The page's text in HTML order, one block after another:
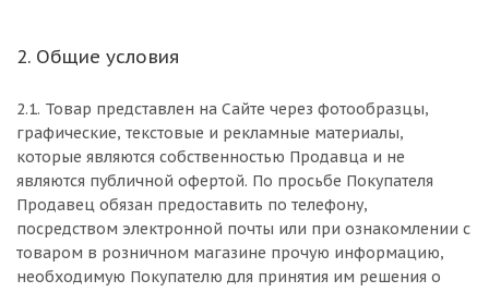
2. Общие условия
2.1. Товар представлен на Сайте через фотообразцы,
графические, текстовые и рекламные материалы,
которые являются собственностью Продавца и не
являются публичной офертой. По просьбе Покупателя
Продавец обязан предоставить по телефону,
посредством электронной почты или при ознакомлении с
товаром в розничном магазине прочую информацию,
необходимую Покупателю для принятия им решения о